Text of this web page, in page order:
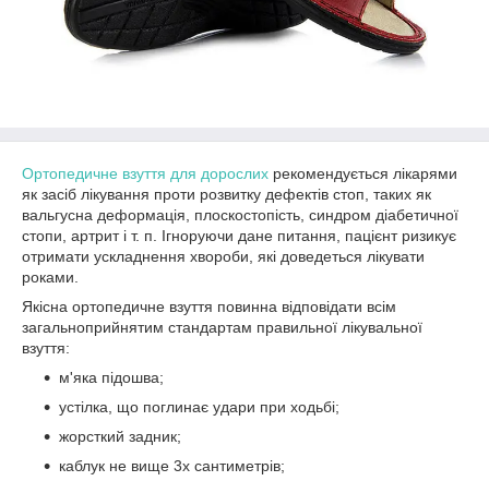
Ортопедичне взуття для дорослих рекомендується лікарями
як засіб лікування проти розвитку дефектів стоп, таких як
вальгусна деформація, плоскостопість, синдром діабетичної
стопи, артрит і т. п. Ігноруючи дане питання, пацієнт ризикує
отримати ускладнення хвороби, які доведеться лікувати
роками.
Якісна ортопедичне взуття повинна відповідати всім
загальноприйнятим стандартам правильної лікувальної
взуття:
м'яка підошва;
устілка, що поглинає удари при ходьбі;
жорсткий задник;
каблук не вище 3х сантиметрів;